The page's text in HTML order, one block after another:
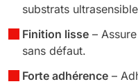
substrats
Finition lisse –
sans défaut.
Forte adhérence –